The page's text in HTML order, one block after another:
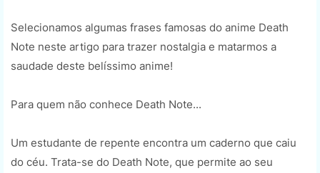
Selecionamos algumas frases famosas do anime Death
Note neste artigo para trazer nostalgia e matarmos a
saudade deste belíssimo anime!
Para quem não conhece Death Note...
Um estudante de repente encontra um caderno que caiu
do céu. Trata-se do Death Note, que permite ao seu